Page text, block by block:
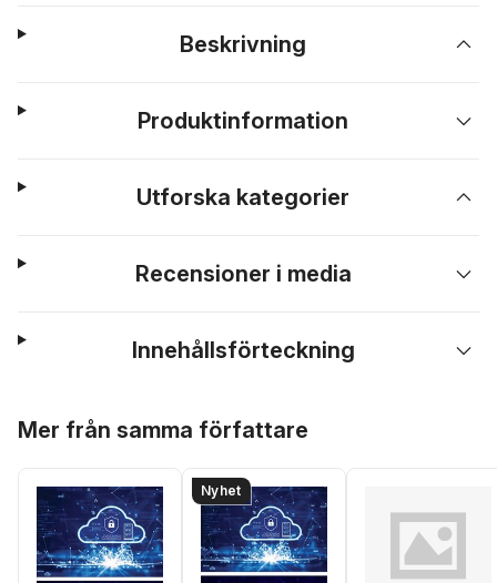
Beskrivning
Produktinformation
Utforska kategorier
Recensioner i media
Innehållsförteckning
Mer från samma författare
Nyhet